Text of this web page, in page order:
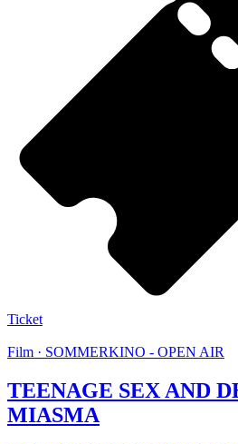
Ticket
Film · SOMMERKINO - OPEN AIR
TEENAGE SEX AND
MIASMA